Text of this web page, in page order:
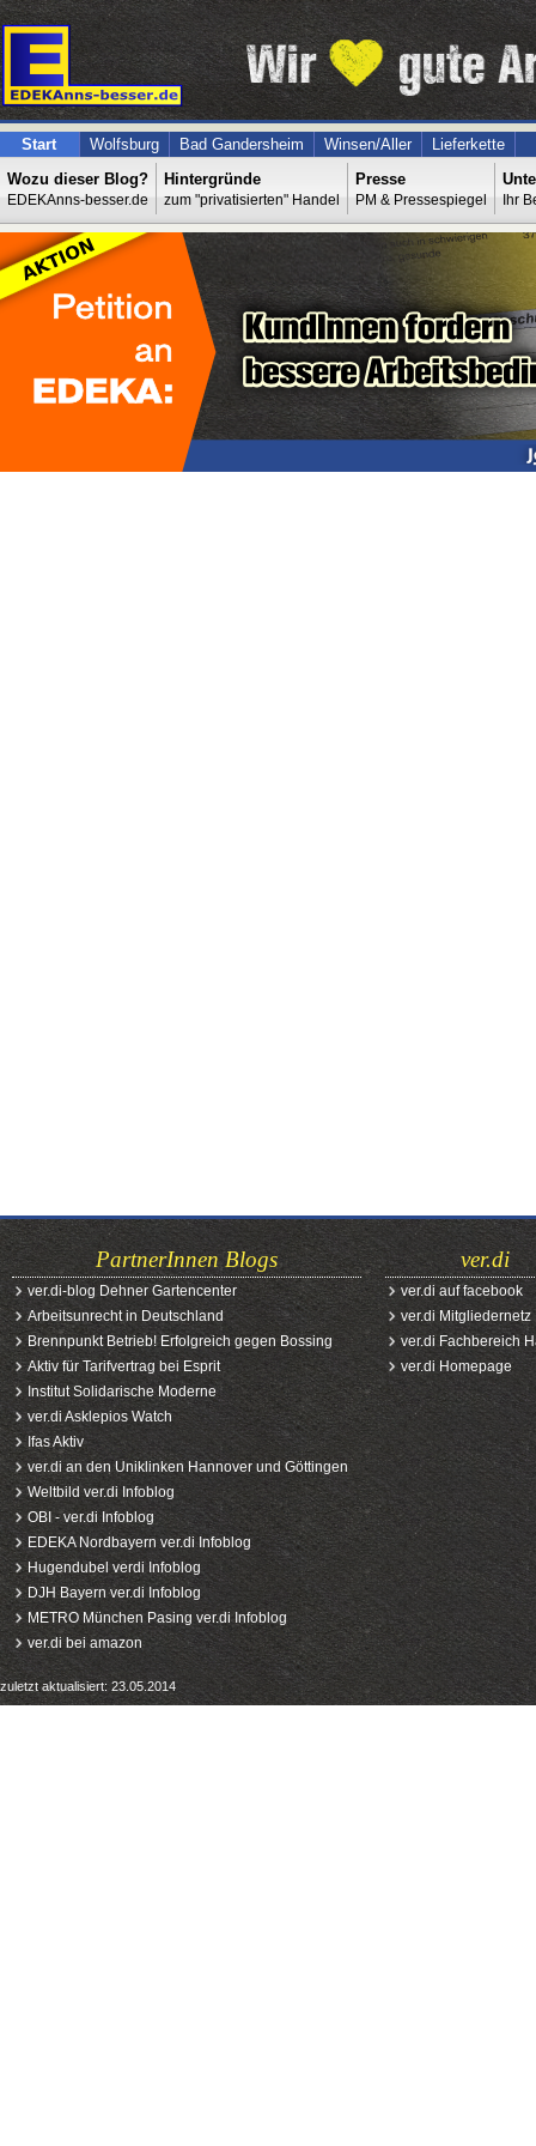
Start Wolfsburg Bad Gandersheim Winsen/Aller
Lieferkette
Wozu dieser Blog?
EDEKAnns-besser.de
Hintergründe
zum "privatisierten" Handel
Presse
PM & Pressespiegel Ihr
PartnerInnen Blogs
ver.di-blog Dehner Gartencenter
Arbeitsunrecht in Deutschland
Brennpunkt Betrieb! Erfolgreich gegen Bossing
Aktiv für Tarifvertrag bei Esprit
Institut Solidarische Moderne
ver.di Asklepios Watch
Ifas Aktiv
ver.di an den Uniklinken Hannover und Göttingen
Weltbild ver.di Infoblog
OBI - ver.di Infoblog
EDEKA Nordbayern ver.di Infoblog
Hugendubel verdi Infoblog
DJH Bayern ver.di Infoblog
METRO München Pasing ver.di Infoblog
ver.di bei amazon
ver.di
ver.di auf facebook
ver.di Mitgliedernetz
ver.di Fachbereich
ver.di Homepage
zuletzt aktualisiert: 23.05.2014